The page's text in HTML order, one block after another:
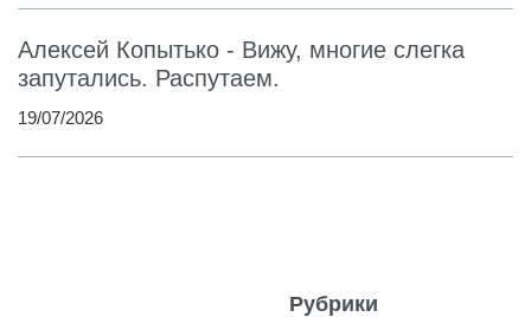
Алексей Копытько - Вижу, многие слегка
запутались. Распутаем.
19/07/2026
Рубрики